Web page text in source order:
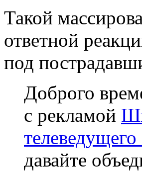
Такой
ответной
под
Доброго
с рекламой
давайте